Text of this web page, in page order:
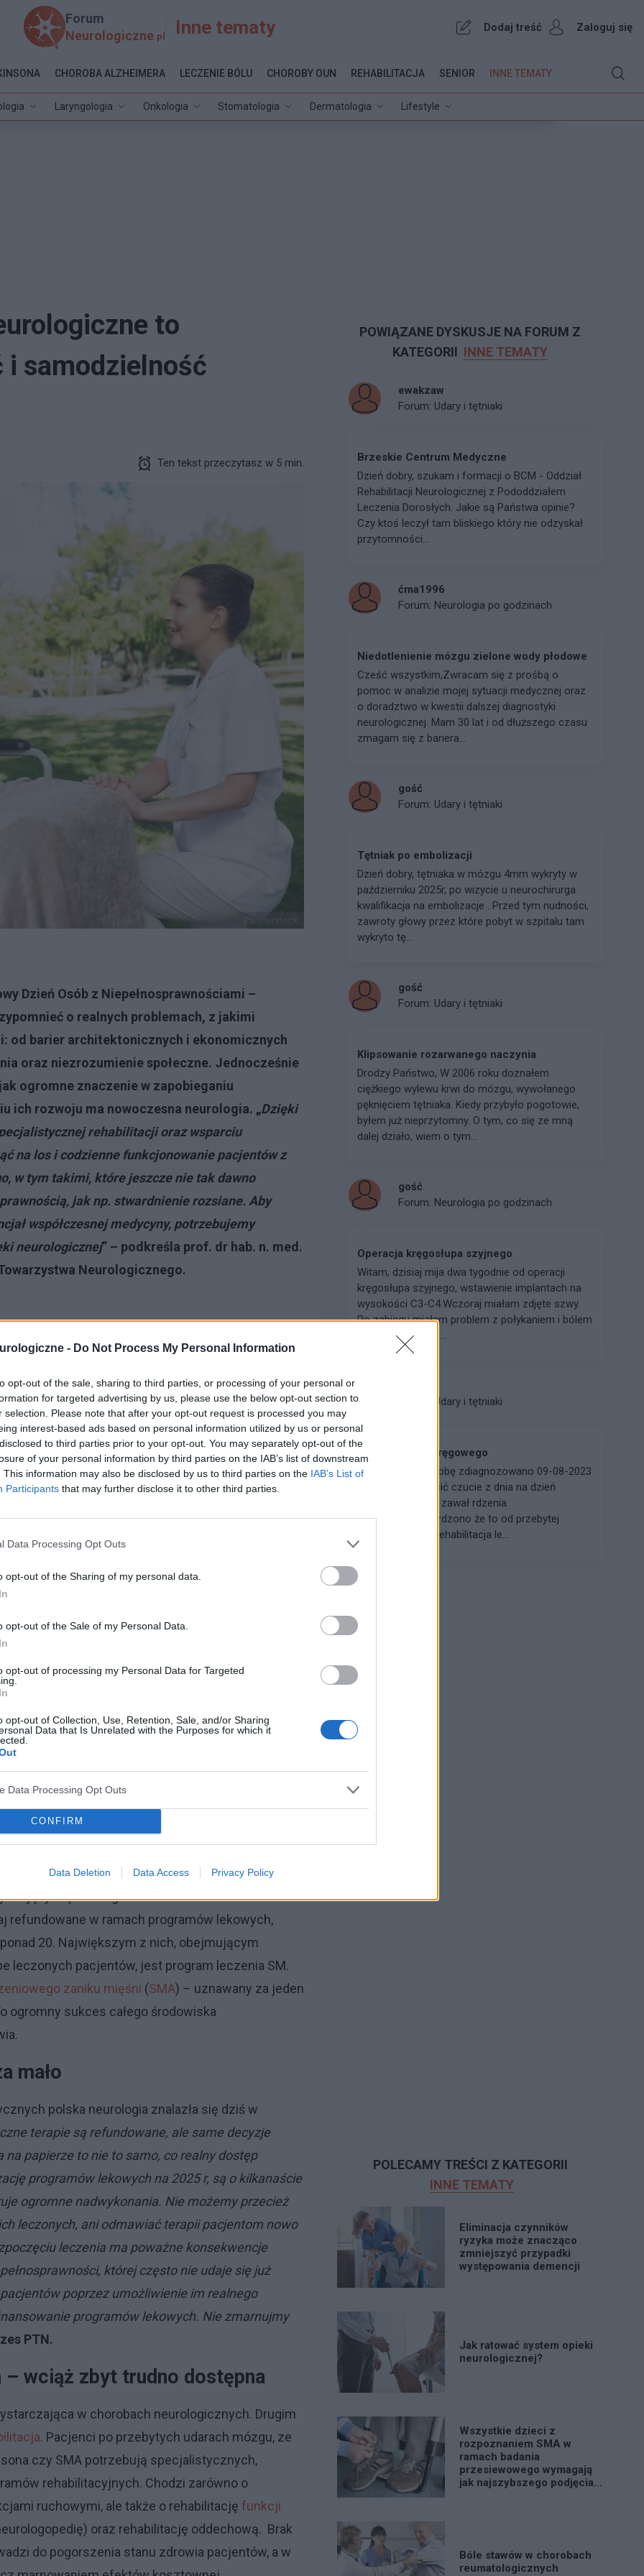
- Do Not Process My Personal Information
opt-out of the sale, sharing to third parties, or processing of your personal or
for targeted advertising by us, please use the below opt-out section to
selection. Please note that after your opt-out request is processed you may
interest-based ads based on personal information utilized by us or personal
to third parties prior to your opt-out. You may separately opt-out of the
of your personal information by third parties on the IAB’s list of downstream
This information may also be disclosed by us to third parties on the IAB’s List of
Participants that may further disclose it to other third parties.
Data Processing Opt Outs
opt-out of the Sharing of my personal data.
opt-out of the Sale of my Personal Data.
opt-out of processing my Personal Data for Targeted
opt-out of Collection, Use, Retention, Sale, and/or Sharing
Data that Is Unrelated with the Purposes for which it
Data Processing Opt Outs
CONFIRM
Data Deletion Data Access Privacy Policy
Forum
Neurologiczne.pl Inne tematy Dodaj treść Zaloguj się
Laryngologia Onkologia Stomatologia Dermatologia Lifestyle
CHOROBA ALZHEIMERA LECZENIE BÓLU CHOROBY OUN REHABILITACJA SENIOR INNE TEMATY
to
i samodzielność
Ten tekst przeczytasz w 5 min.
Pantherstock
Dzień Osób z Niepełnosprawnościami –
o realnych problemach, z jakimi
od barier architektonicznych i ekonomicznych
oraz niezrozumienie społeczne. Jednocześnie
ogromne znaczenie w zapobieganiu
ich rozwoju ma nowoczesna neurologia. „Dzięki
rehabilitacji oraz wsparciu
na los i codzienne funkcjonowanie pacjentów z
w tym takimi, które jeszcze nie tak dawno
jak np. stwardnienie rozsiane. Aby
współczesnej medycyny, potrzebujemy
neurologicznej” – podkreśla prof. dr hab. n. med.
Neurologicznego.
przyczynę długotrwałych
50 tys. pacjentów żyje ze
z urazem przyczyną niepełnosprawności
się zpadaczkączy chorobami
oblicze neurologii
prowadzić do trwałej niesprawności.
potrafią bardzo skutecznie hamować progresję
pacjentów. Nowoczesne leczenie poprawia
aktywnymi zawodowo i społecznie. Widać to
rozsianego: dzięki nowoczesnym
hospitalizacji z powodu SM systematycznie
efekty, jakie niesie dostęp do nowoczesnych
Kułakowska.
się dziedziną medycyny, a ostatnia dekada
przebieg wielu chorób układu
refundowane w ramach programów lekowych,
20. Największym z nich, obejmującym
leczonych pacjentów, jest program leczenia SM.
zaniku mięśni (SMA) – uznawany za jeden
ogromny sukces całego środowiska
mało
polska neurologia znalazła się dziś w
terapie są refundowane, ale same decyzje
papierze to nie to samo, co realny dostęp
programów lekowych na 2025 r, są o kilkanaście
ogromne nadwykonania. Nie możemy przecież
leczonych, ani odmawiać terapii pacjentom nowo
leczenia ma poważne konsekwencje
której często nie udaje się już
poprzez umożliwienie im realnego
programów lekowych. Nie zmarnujmy
PTN.
wciąż zbyt trudno dostępna
w chorobach neurologicznych. Drugim
. Pacjenci po przebytych udarach mózgu, ze
czy SMA potrzebują specjalistycznych,
rehabilitacyjnych. Chodzi zarówno o
ruchowymi, ale także o rehabilitację funkcji
oraz rehabilitację oddechową. Brak
do pogorszenia stanu zdrowia pacjentów, a w
POWIĄZANE DYSKUSJE NA FORUM Z
KATEGORII INNE TEMATY
ewakzaw
Forum: Udary i tętniaki
Brzeskie Centrum Medyczne
Dzień dobry, szukam i formacji o BCM - Oddział
Rehabilitacji Neurologicznej z Pododdziałem
Leczenia Dorosłych. Jakie są Państwa opinie?
Czy ktoś leczył tam bliskiego który nie odzyskał
przytomności...
ćma1996
Forum: Neurologia po godzinach
Niedotlenienie mózgu zielone wody płodowe
Cześć wszystkim, ​Zwracam się z prośbą o
pomoc w analizie mojej sytuacji medycznej oraz
o doradztwo w kwestii dalszej diagnostyki
neurologicznej. Mam 30 lat i od dłuższego czasu
zmagam się z bariera...
gość
Forum: Udary i tętniaki
Tętniak po embolizacji
Dzień dobry, tętniaka w mózgu 4mm wykryty w
październiku 2025r, po wizycie u neurochirurga
kwalifikacja na embolizacje . Przed tym nudności,
zawroty głowy przez które pobyt w szpitalu tam
wykryto tę...
gość
Forum: Udary i tętniaki
Klipsowanie rozarwanego naczynia
Drodzy Państwo, W 2006 roku doznałem
ciężkiego wylewu krwi do mózgu, wywołanego
pęknięciem tętniaka. Kiedy przybyło pogotowie,
byłem już nieprzytomny. O tym, co się ze mną
dalej działo, wiem o tym...
gość
Forum: Neurologia po godzinach
Operacja kręgosłupa szyjnego
Witam, dzisiaj mija dwa tygodnie od operacji
kręgosłupa szyjnego, wstawienie implantach na
wysokości C3-C4.Wczoraj miałam zdjęte szwy.
Po zabiegu miałam problem z połykaniem i bólem
gardła, po zastos...
Udary i tętniaki
Zawał rdzenia kręgowego
Witam Moją chorobę zdiagnozowano 09-08-2023
jest to szok stracić czucie z dnia na dzień
okazało się że to zawał rdzenia
kręgowego.Stwierdzono że to od przebytej
Boleriozy, ciągle rehabilitacja le...
POLECAMY TREŚCI Z KATEGORII
INNE TEMATY
Eliminacja czynników
ryzyka może znacząco
zmniejszyć przypadki
występowania demencji
Jak ratować system opieki
neurologicznej?
Wszystkie dzieci z
rozpoznaniem SMA w
ramach badania
przesiewowego wymagają
jak najszybszego podjęcia
Bóle stawów w chorobach
reumatologicznych